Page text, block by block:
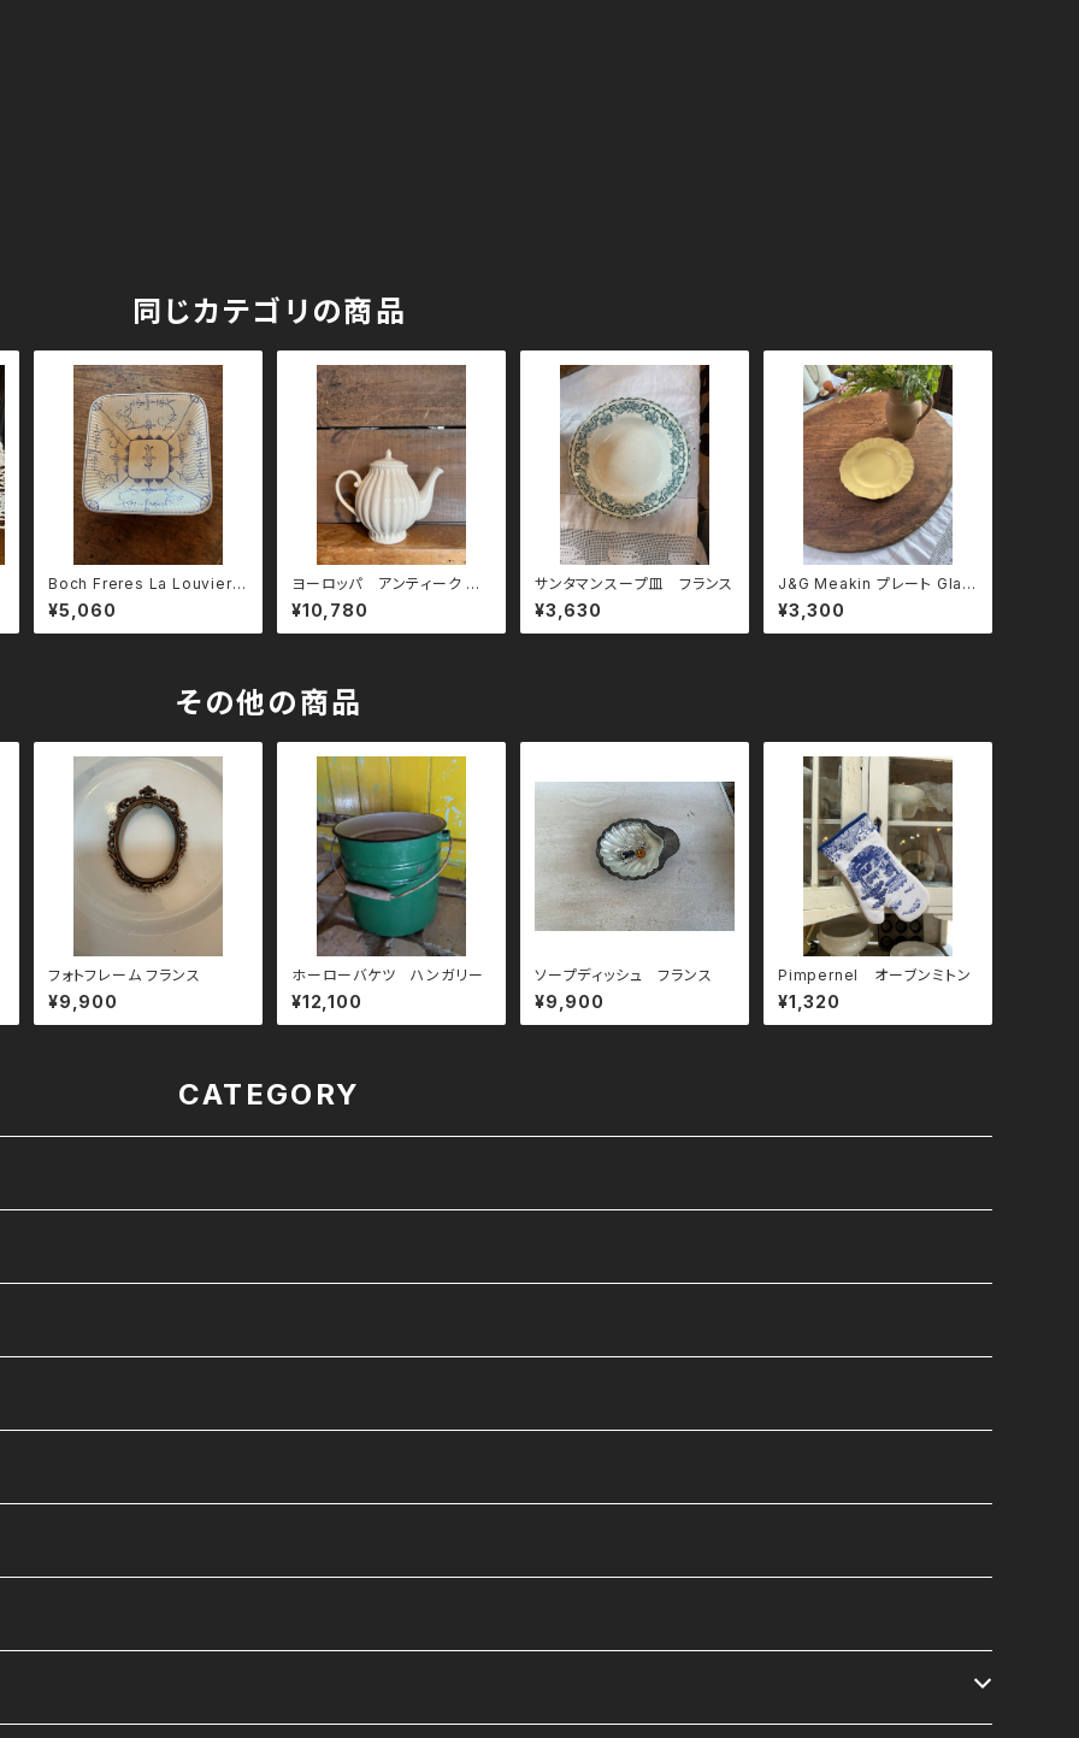
同じカテゴリの商品
Boch Freres La Louviere
スクエア深皿
¥5,060
ヨーロッパ アンティーク テ
ィーポット
¥10,780
サンタマンスープ皿 フランス
¥3,630
J&G Meakin プレート Glam
our Sunflower
¥3,300
その他の商品
フォトフレーム フランス
¥9,900
ホーローバケツ ハンガリー
¥12,100
ソープディッシュ フランス
¥9,900
Pimpernel オーブンミトン
¥1,320
CATEGORY